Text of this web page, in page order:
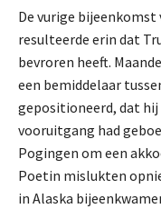
De vurige
resulteerde erin dat
bevroren heeft.
een bemiddelaar
gepositioneerd, dat
vooruitgang had
Pogingen om een
Poetin mislukten
in Alaska